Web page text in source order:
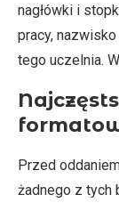
nagłówki i
pracy,
tego uczelnia.
Przed
żadnego z tych